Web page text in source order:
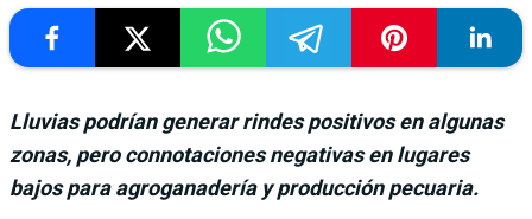
Lluvias podrían generar rindes positivos en algunas
zonas, pero connotaciones negativas en lugares
bajos para agroganadería y producción pecuaria.